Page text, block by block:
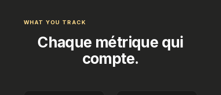
WHAT YOU TRACK
Chaque métrique qui
compte.